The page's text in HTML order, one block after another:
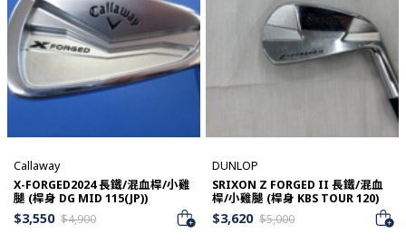
Callaway
X-FORGED2024 長鐵/混血桿/小雞
腿 (桿身 DG MID 115(JP))
$3,550 $4,900
DUNLOP
SRIXON Z FORGED II 長鐵/混血
桿/小雞腿 (桿身 KBS TOUR 120)
$3,620 $5,000